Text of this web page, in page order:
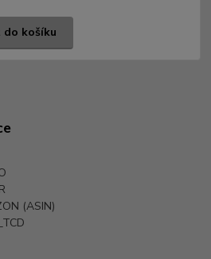
do košíku
(ASIN)